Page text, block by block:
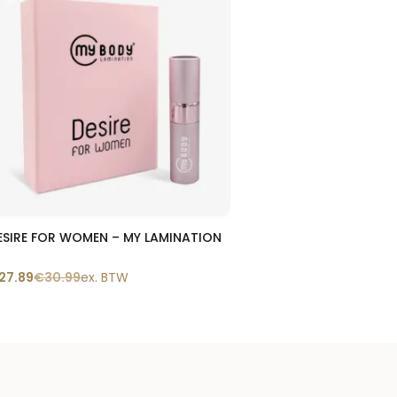
Snelle blik
FOR WOMEN – MY LAMINATION
€30.99ex. BTW